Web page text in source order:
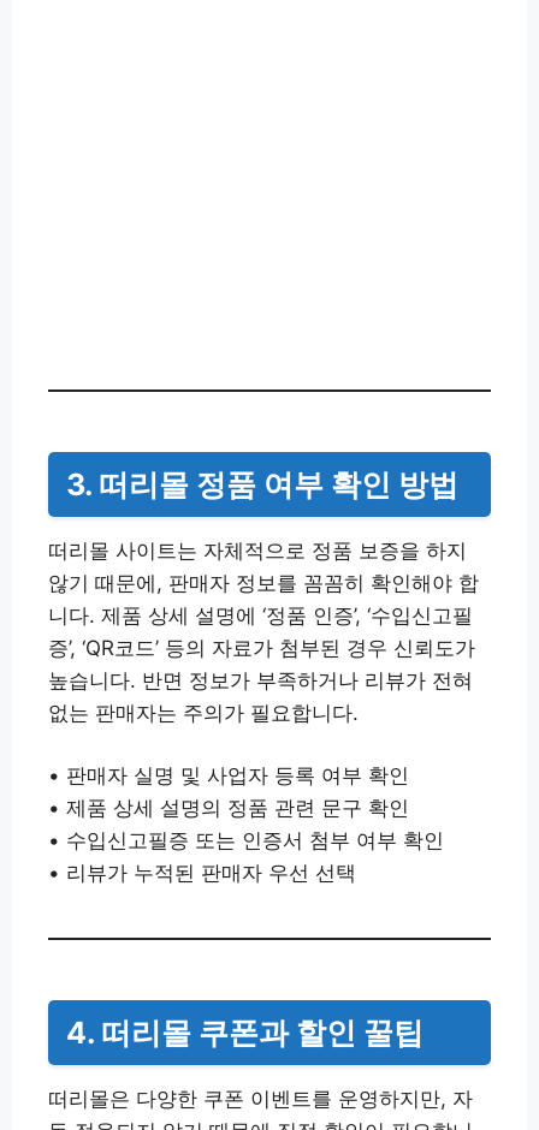
3. 떠리몰 정품 여부 확인 방법
떠리몰 사이트는 자체적으로 정품 보증을 하지
않기 때문에, 판매자 정보를 꼼꼼히 확인해야 합
니다. 제품 상세 설명에 ‘정품 인증’, ‘수입신고필
증’, ‘QR코드’ 등의 자료가 첨부된 경우 신뢰도가
높습니다. 반면 정보가 부족하거나 리뷰가 전혀
없는 판매자는 주의가 필요합니다.
• 판매자 실명 및 사업자 등록 여부 확인
• 제품 상세 설명의 정품 관련 문구 확인
• 수입신고필증 또는 인증서 첨부 여부 확인
• 리뷰가 누적된 판매자 우선 선택
4. 떠리몰 쿠폰과 할인 꿀팁
떠리몰은 다양한 쿠폰 이벤트를 운영하지만, 자